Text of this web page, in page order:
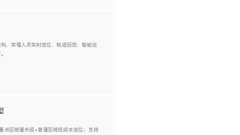
，实现人员实时定位、轨迹回放、智能巡
点区域厘米级+普通区域低成本定位；支持